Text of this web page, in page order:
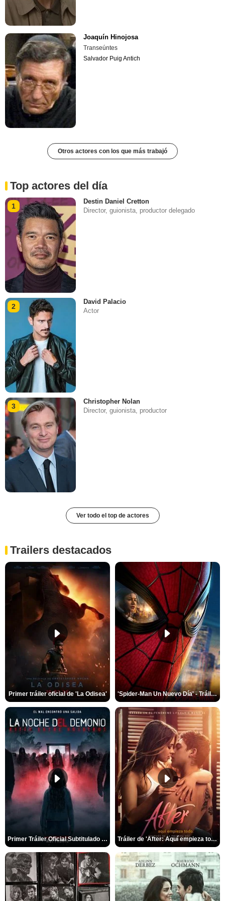
Joaquín Hinojosa
Transeúntes
Salvador Puig Antich
Otros actores con los que más trabajó
Top actores del día
1
Destin Daniel Cretton
Director, guionista, productor delegado
2
David Palacio
Actor
3
Christopher Nolan
Director, guionista, productor
Ver todo el top de actores
Trailers destacados
Primer tráiler oficial de 'La Odisea' 'Spider-Man Un Nuevo Día' - Tráiler oficial subtitulado
Primer Tráiler Oficial Subtitulado de 'La Noche Del Demonio: Están Entre Nosotros' Tráiler de 'After: Aquí empieza todo'